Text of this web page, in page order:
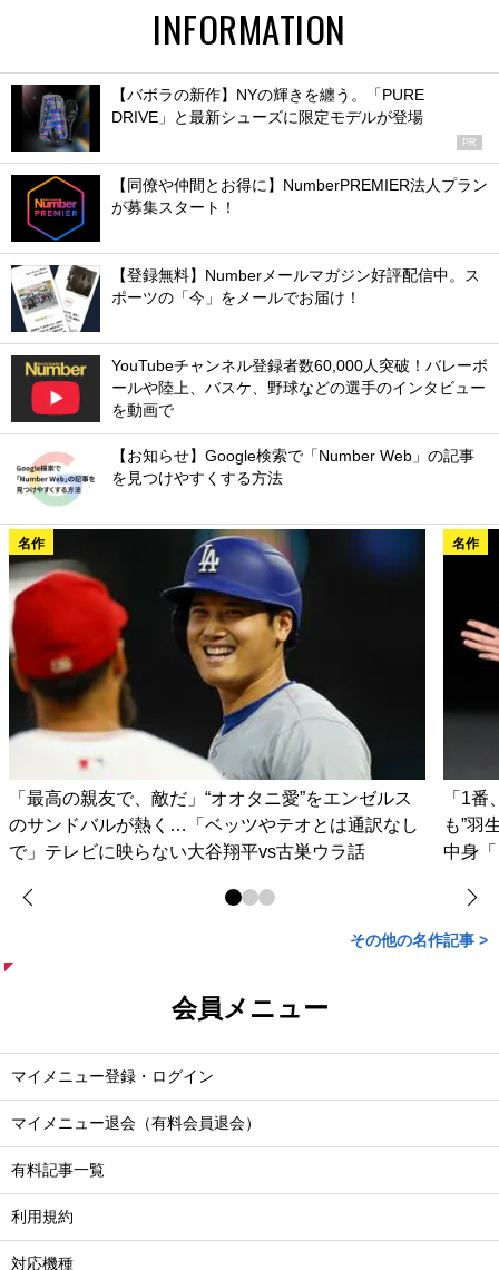
INFORMATION
【バボラの新作】NYの輝きを纏う。「PURE
DRIVE」と最新シューズに限定モデルが登場
PR
【同僚や仲間とお得に】NumberPREMIER法人プラン
が募集スタート！
【登録無料】Numberメールマガジン好評配信中。ス
ポーツの「今」をメールでお届け！
YouTubeチャンネル登録者数60,000人突破！バレーボ
ールや陸上、バスケ、野球などの選手のインタビュー
を動画で
【お知らせ】Google検索で「Number Web」の記事
を見つけやすくする方法
名作
「最高の親友で、敵だ」“オオタニ愛”をエンゼルス
のサンドバルが熱く…「ベッツやテオとは通訳なし
で」テレビに映らない大谷翔平vs古巣ウラ話
名作
「1
も”羽
中身
その他の名作記事 >
会員メニュー
マイメニュー登録・ログイン
マイメニュー退会（有料会員退会）
有料記事一覧
利用規約
対応機種